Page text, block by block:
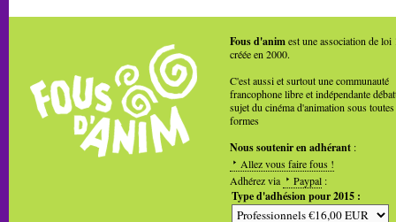
Fous d'animest une association de loi
créée en 2000.
C'est aussi et surtout une communauté
francophone libre et indépendante
sujet du cinéma d'animation sous toutes
formes
Nous soutenir en adhérant :
Allez vous faire fous !
Adhérez via
Paypal :
Type d'adhésion pour 2015 :